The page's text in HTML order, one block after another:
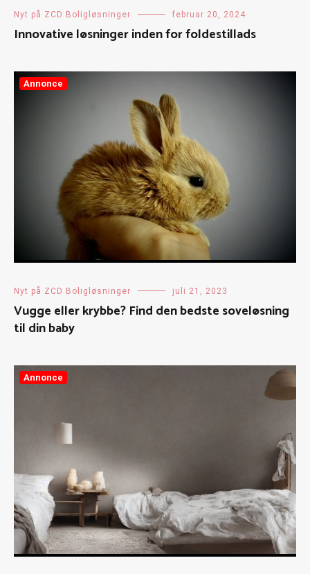
Nyt på ZCD Boligløsninger februar 20, 2024
Innovative løsninger inden for foldestillads
Annonce
Nyt på ZCD Boligløsninger juli 21, 2023
Vugge eller krybbe? Find den bedste soveløsning
til din baby
Annonce